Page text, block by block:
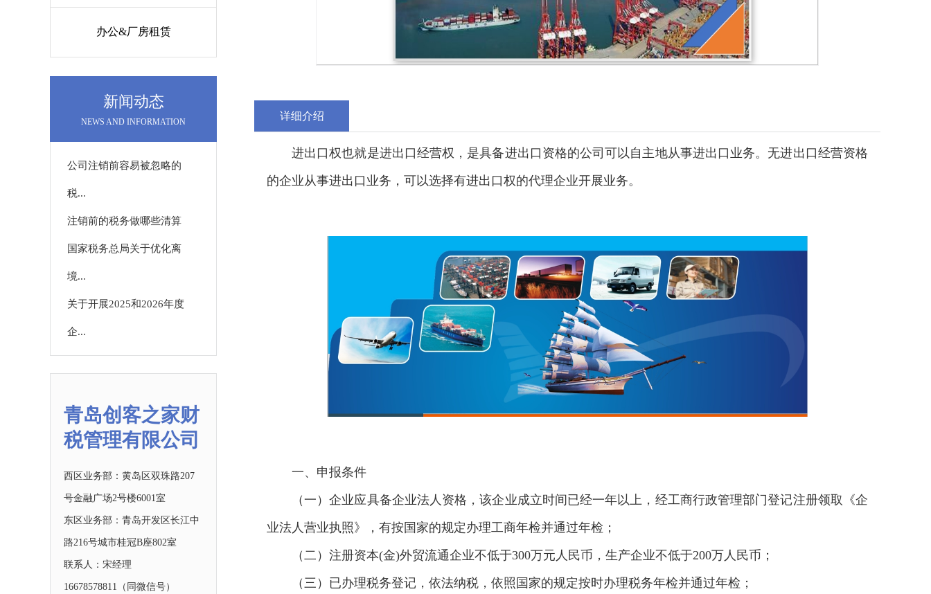
办公&厂房租赁
新闻动态
NEWS AND INFORMATION
公司注销前容易被忽略的
税...
注销前的税务做哪些清算
国家税务总局关于优化离
境...
关于开展2025和2026年度
企...
青岛创客之家财
税管理有限公司
西区业务部：黄岛区双珠路207
号金融广场2号楼6001室
东区业务部：青岛开发区长江中
路216号城市桂冠B座802室
联系人：宋经理
16678578811 （同微信号）
详细介绍
进出口权也就是进出口经营权，是具备进出口资格的公司可以自主地从事进出口业务。无进出口经营资格
的企业从事进出口业务，可以选择有进出口权的代理企业开展业务。
一、申报条件
（一）企业应具备企业法人资格，该企业成立时间已经一年以上，经工商行政管理部门登记注册领取《企
业法人营业执照》，有按国家的规定办理工商年检并通过年检；
（二）注册资本(金)外贸流通企业不低于300万元人民币，生产企业不低于200万人民币；
（三）已办理税务登记，依法纳税，依照国家的规定按时办理税务年检并通过年检；